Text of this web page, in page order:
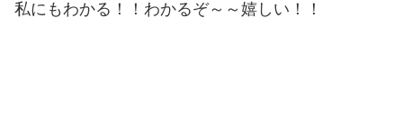
私にもわかる！！わかるぞ～～嬉しい！！